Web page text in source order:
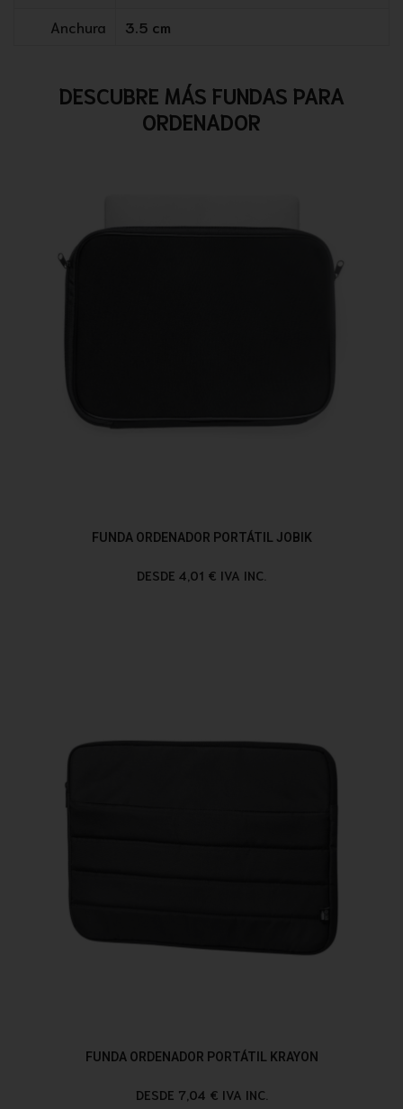
Anchura
3.5 cm
DESCUBRE MÁS FUNDAS PARA
ORDENADOR
FUNDA ORDENADOR PORTÁTIL JOBIK
DESDE 4,01 € IVA INC.
FUNDA ORDENADOR PORTÁTIL KRAYON
DESDE 7,04 € IVA INC.